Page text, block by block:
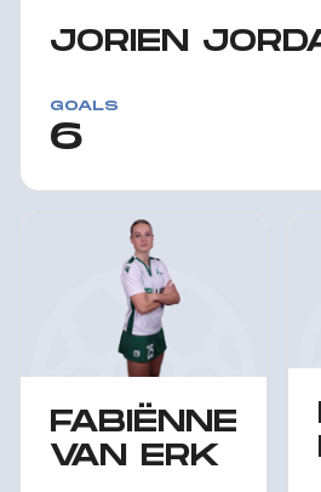
JORIEN
GOALS
6
FABIËNNE
VAN ERK